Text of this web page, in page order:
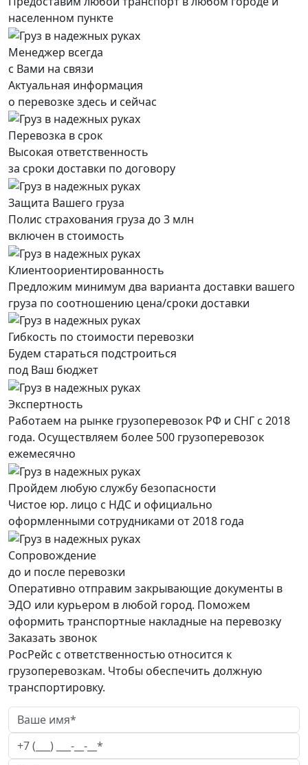
населенном пункте
Менеджер всегда
с Вами на связи
Актуальная информация
о перевозке здесь и сейчас
Перевозка в срок
Высокая ответственность
за сроки доставки по договору
Защита Вашего груза
Полис страхования груза до 3 млн
включен в стоимость
Клиентоориентированность
Предложим минимум два варианта доставки вашего
груза по соотношению цена/сроки доставки
Гибкость по стоимости перевозки
Будем стараться подстроиться
под Ваш бюджет
Экспертность
Работаем на рынке грузоперевозок РФ и СНГ с 2018
года. Осуществляем более 500 грузоперевозок
ежемесячно
Пройдем любую службу безопасности
Чистое юр. лицо с НДС и официально
оформленными сотрудниками от 2018 года
Сопровождение
до и после перевозки
Оперативно отправим закрывающие документы в
ЭДО или курьером в любой город. Поможем
оформить транспортные накладные на перевозку
Заказать звонок
РосРейс с ответственностью относится к
грузоперевозкам. Чтобы обеспечить должную
транспортировку.